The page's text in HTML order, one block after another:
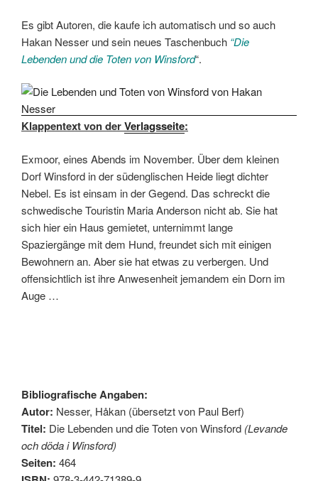
Es gibt Autoren, die kaufe ich automatisch und so auch
Hakan Nesser und sein neues Taschenbuch “Die
Lebenden und die Toten von Winsford“.
Klappentext von derVerlagsseite:
Exmoor, eines Abends im November. Über dem kleinen
Dorf Winsford in der südenglischen Heide liegt dichter
Nebel. Es ist einsam in der Gegend. Das schreckt die
schwedische Touristin Maria Anderson nicht ab. Sie hat
sich hier ein Haus gemietet, unternimmt lange
Spaziergänge mit dem Hund, freundet sich mit einigen
Bewohnern an. Aber sie hat etwas zu verbergen. Und
offensichtlich ist ihre Anwesenheit jemandem ein Dorn im
Auge …
Bibliografische Angaben:
Autor: Nesser, Håkan (übersetzt von Paul Berf)
Titel: Die Lebenden und die Toten von Winsford (Levande
och döda i Winsford)
Seiten: 464